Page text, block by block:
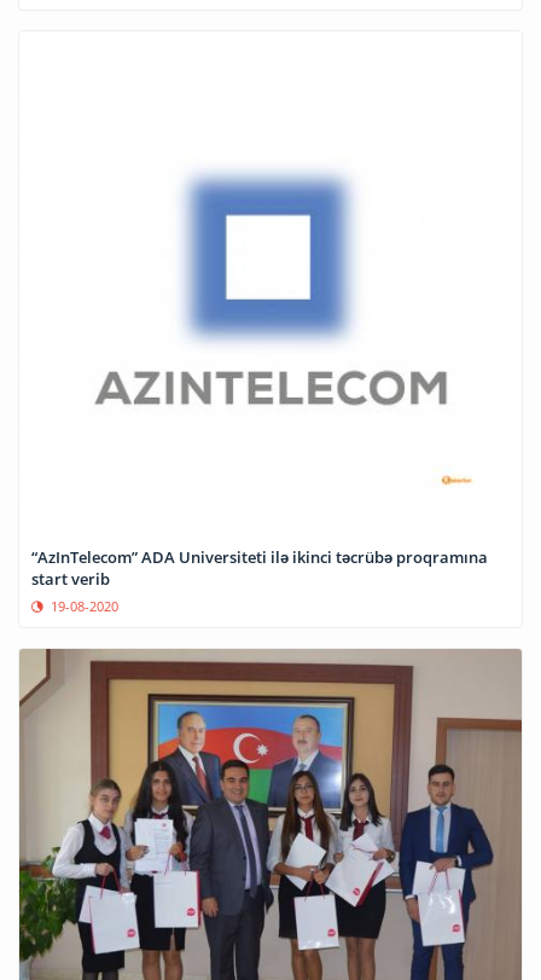
“AzInTelecom” ADA Universiteti ilə ikinci təcrübə proqramına
start verib
19-08-2020